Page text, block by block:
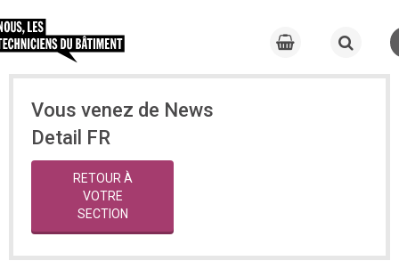
Vous venez de News
Detail FR
RETOUR À
VOTRE
SECTION